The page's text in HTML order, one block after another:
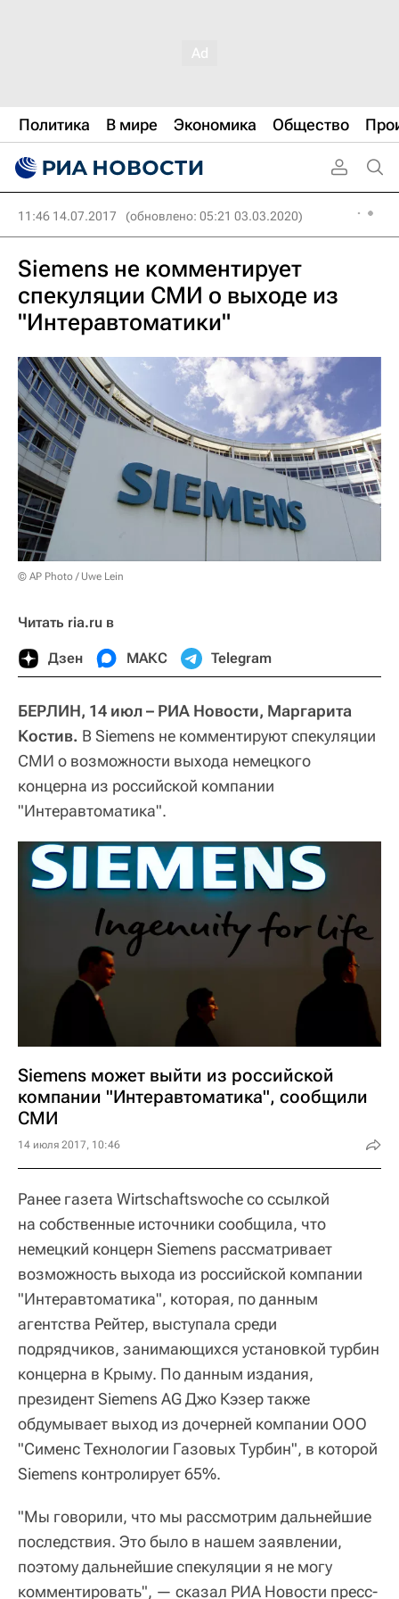
Политика В мире Экономика Общество
11:46 14.07.2017 (обновлено: 05:21 03.03.2020)
Siemens не комментирует
спекуляции СМИ о выходе из
"Интеравтоматики"
© AP Photo / Uwe Lein
Читать ria.ru в
Дзен МАКС Telegram
БЕРЛИН, 14 июл – РИА Новости, Маргарита
Костив. В Siemens не комментируют спекуляции
СМИ о возможности выхода немецкого
концерна из российской компании
"Интеравтоматика".
Siemens может выйти из российской
компании "Интеравтоматика", сообщили
СМИ
14 июля 2017, 10:46
Ранее газета Wirtschaftswoche со ссылкой
на собственные источники сообщила, что
немецкий концерн Siemens рассматривает
возможность выхода из российской компании
"Интеравтоматика", которая, по данным
агентства Рейтер, выступала среди
подрядчиков, занимающихся установкой турбин
концерна в Крыму. По данным издания,
президент Siemens AG Джо Кэзер также
обдумывает выход из дочерней компании ООО
"Сименс Технологии Газовых Турбин", в которой
Siemens контролирует 65%.
"Мы говорили, что мы рассмотрим дальнейшие
последствия. Это было в нашем заявлении,
поэтому дальнейшие спекуляции я не могу
комментировать", — сказал РИА Новости пресс-